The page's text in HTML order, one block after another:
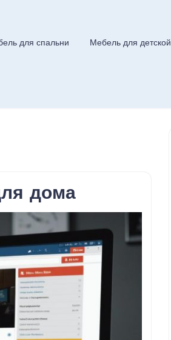
для спальни Мебель для детской
дома